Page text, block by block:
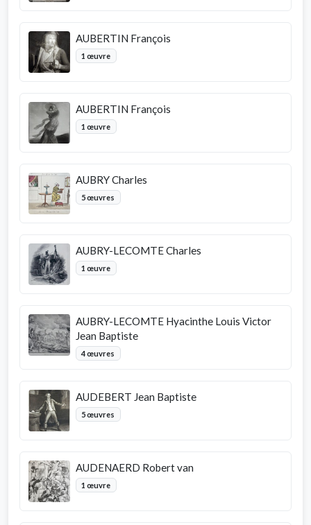
AUBERTIN François
1 œuvre
AUBERTIN François
1 œuvre
AUBRY Charles
5 œuvres
AUBRY-LECOMTE Charles
1 œuvre
AUBRY-LECOMTE Hyacinthe Louis Victor
Jean Baptiste
4 œuvres
AUDEBERT Jean Baptiste
5 œuvres
AUDENAERD Robert van
1 œuvre